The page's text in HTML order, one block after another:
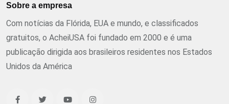
Sobre a empresa
Com notícias da Flórida, EUA e mundo, e classificados
gratuitos, o AcheiUSA foi fundado em 2000 e é uma
publicação dirigida aos brasileiros residentes nos Estados
Unidos da América